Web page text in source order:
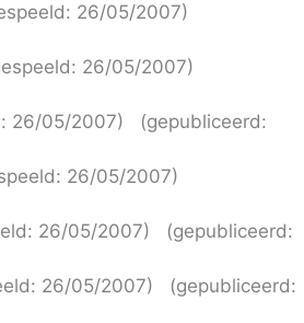
26/05/2007)
26/05/2007)
26/05/2007)
(gepubliceerd:
26/05/2007)
26/05/2007)
(gepubliceerd:
26/05/2007)
(gepubliceerd: